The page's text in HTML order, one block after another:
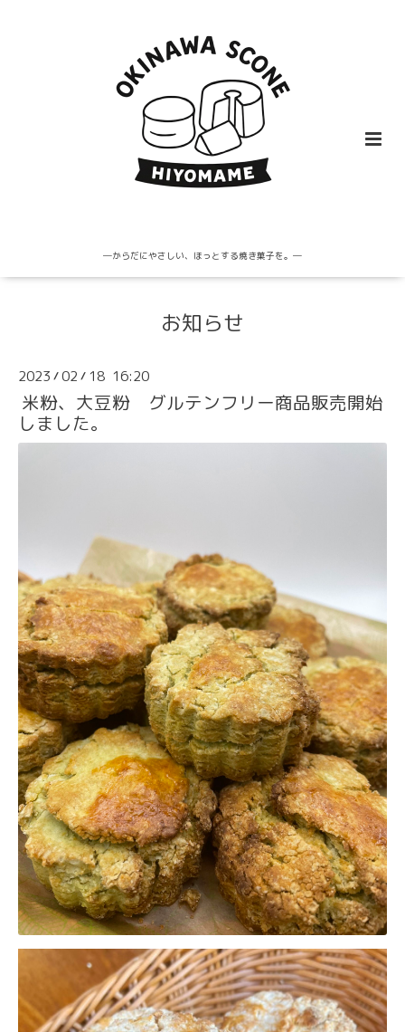
─からだにやさしい、ほっとする焼き菓子を。─
お知らせ
2023 /02 / 18 16:20
米粉、大豆粉 グルテンフリー商品販売開始
しました。